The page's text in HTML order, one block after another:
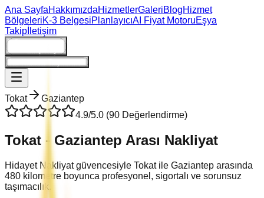
Ana SayfaHakkımızdaHizmetlerGaleriBlogHizmet
BölgeleriK-3 BelgesiPlanlayıcıAI Fiyat MotoruEşya
Takip İletişim
Tokat
Gaziantep
4.9/5.0 (90 Değerlendirme)
Tokat - Gaziantep Arası Nakliyat
Hidayet Nakliyat güvencesiyle Tokatile Gaziantep arasında
480 kilometre boyunca profesyonel, sigortalı ve sorunsuz
taşımacılık.